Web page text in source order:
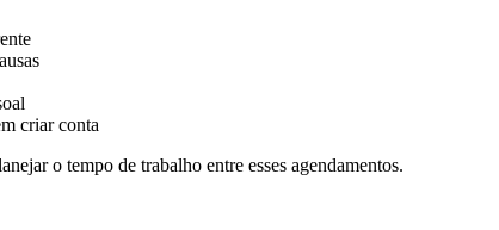
criar conta
o tempo de trabalho entre esses agendamentos.